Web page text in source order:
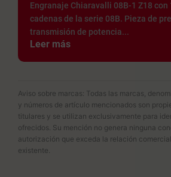
Engranaje Chiaravalli 08B-1 Z18 con
cadenas de la serie 08B. Pieza de
transmisión de potencia...
Leer más
Aviso sobre marcas: Todas las marcas,
y números de artículo mencionados son
titulares y se utilizan exclusivamente para
ofrecidos. Su mención no genera ninguna
autorización que exceda la relación
existente.